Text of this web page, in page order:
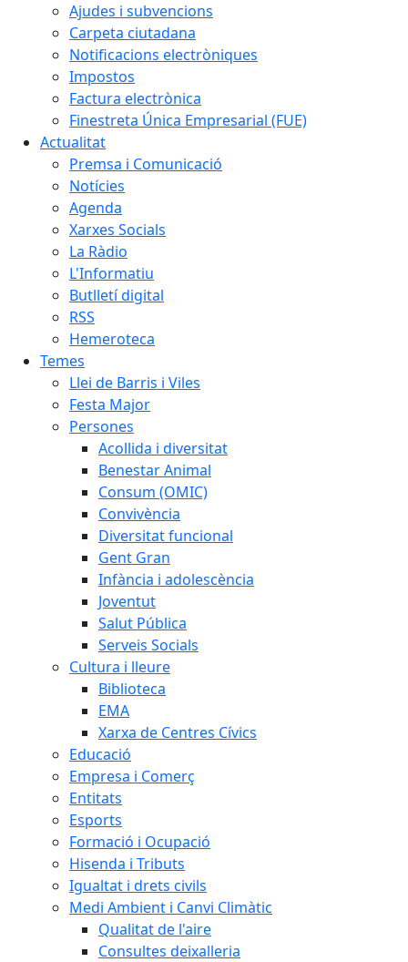
Ajudes i subvencions
Carpeta ciutadana
Notificacions electròniques
Impostos
Factura electrònica
Finestreta Única Empresarial (FUE)
Actualitat
Premsa i Comunicació
Notícies
Agenda
Xarxes Socials
La Ràdio
L'Informatiu
Butlletí digital
RSS
Hemeroteca
Temes
Llei de Barris i Viles
Festa Major
Persones
Acollida i diversitat
Benestar Animal
Consum (OMIC)
Convivència
Diversitat funcional
Gent Gran
Infància i adolescència
Joventut
Salut Pública
Serveis Socials
Cultura i lleure
Biblioteca
EMA
Xarxa de Centres Cívics
Educació
Empresa i Comerç
Entitats
Esports
Formació i Ocupació
Hisenda i Tributs
Igualtat i drets civils
Medi Ambient i Canvi Climàtic
Qualitat de l'aire
Consultes deixalleria